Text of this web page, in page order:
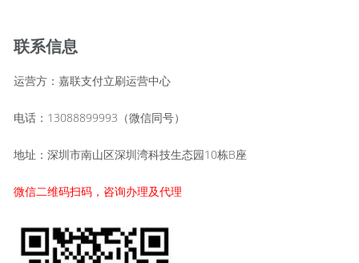
联系信息
运营方：嘉联支付立刷运营中心
电话：13088899993（微信同号）
地址：深圳市南山区深圳湾科技生态园10栋B座
微信二维码扫码，咨询办理及代理